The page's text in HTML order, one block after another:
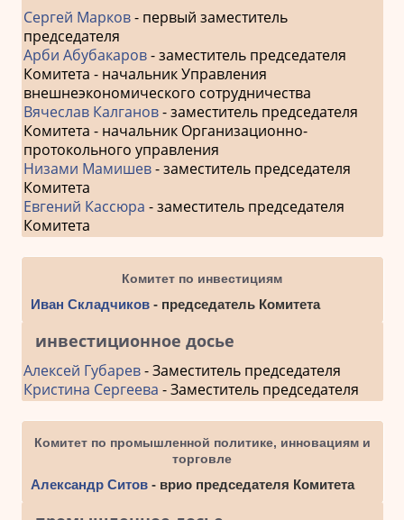
Сергей Марков- первый заместитель
председателя
Арби Абубакаров- заместитель председателя
Комитета - начальник Управления
внешнеэкономического сотрудничества
Вячеслав Калганов- заместитель председателя
Комитета - начальник Организационно-
протокольного управления
Низами Мамишев- заместитель председателя
Комитета
Евгений Кассюра - заместитель председателя
Комитета
Комитет по инвестициям
Иван Складчиков- председатель Комитета
инвестиционное досье
Алексей Губарев- Заместитель председателя
Кристина Сергеева - Заместитель председателя
Комитет по промышленной политике, инновациям и
торговле
Александр Ситов- врио председателя Комитета